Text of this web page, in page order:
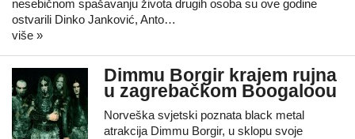
nesebičnom spašavanju života drugih osoba su ove godine
ostvarili Dinko Janković, Anto…
više »
Dimmu Borgir krajem rujna
u zagrebačkom Boogaloou
Norveška svjetski poznata black metal
atrakcija Dimmu Borgir, u sklopu svoje